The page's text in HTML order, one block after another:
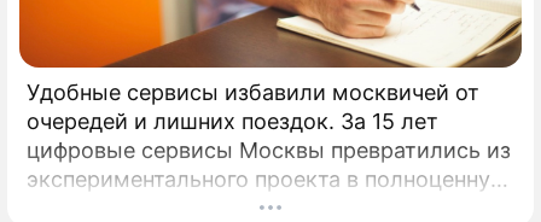
Прогнулся окончательно: сбежавший
Галкин* запел на украинском перед
богачами в Монако
"Простая советская эскортница":
Прохор Шаляпин сорвал маску с
обнаглевшей Лаймы Вайкуле
Удобные сервисы избавили москвичей от
очередей и лишних поездок. За 15 лет
цифровые сервисы Москвы превратились из
экспериментального проекта в полноценную
систему, без которой уже сложно